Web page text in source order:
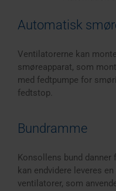
Automatisk
Ventilatorerne kan
smøreapparat, som
med fedtpumpe for
fedtstop.
Bundramme
Konsollens bund danner
kan endvidere leveres
ventilatorer, som